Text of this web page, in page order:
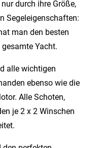
durch ihre Größe,
Segeleigenschaften:
man den besten
Yacht.
alle wichtigen
ebenso wie die
Alle Schoten,
je 2 x 2 Winschen